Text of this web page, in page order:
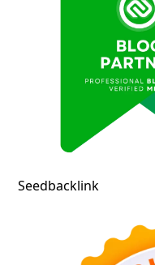
Seedbacklink